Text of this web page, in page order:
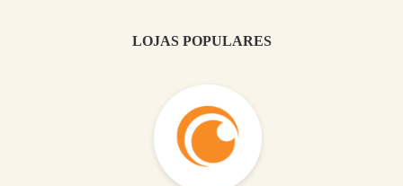
LOJAS POPULARES